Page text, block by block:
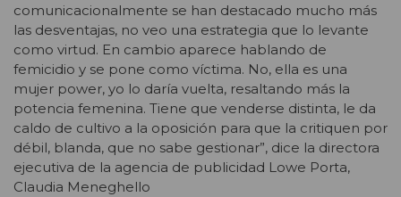
comunicacionalmente se han destacado mucho más
las desventajas, no veo una estrategia que lo levante
como virtud. En cambio aparece hablando de
femicidio y se pone como víctima. No, ella es una
mujer power, yo lo daría vuelta, resaltando más la
potencia femenina. Tiene que venderse distinta, le da
caldo de cultivo a la oposición para que la critiquen por
débil, blanda, que no sabe gestionar”, dice la directora
ejecutiva de la agencia de publicidad Lowe Porta,
Claudia Meneghello